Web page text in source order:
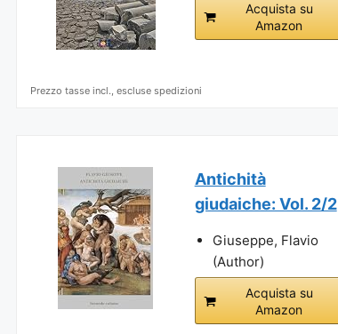
Acquista su
Amazon
Prezzo tasse incl., escluse spedizioni
Antichità
giudaiche: Vol. 2/2
Giuseppe, Flavio
(Author)
Acquista su
Amazon